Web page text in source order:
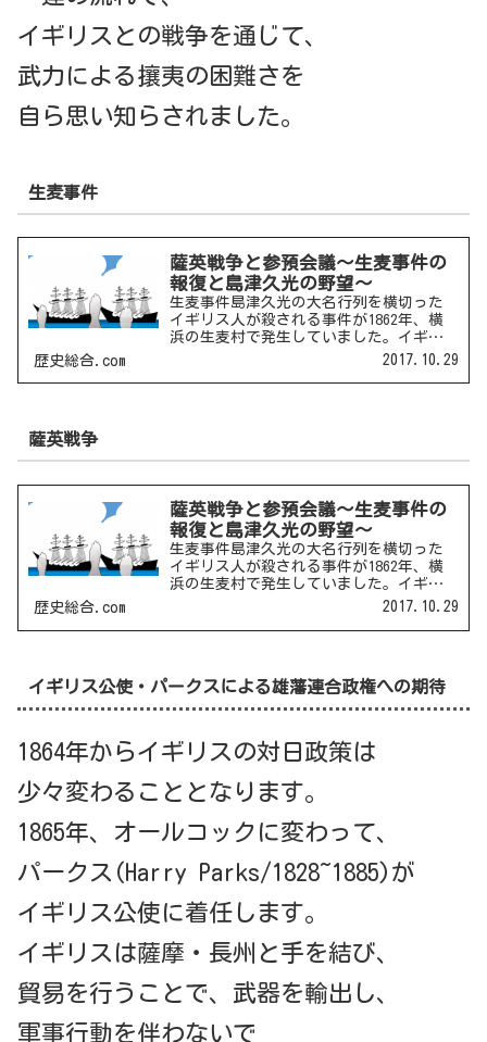
イギリスとの戦争を通じて、
武力による攘夷の困難さを
自ら思い知らされました。
生麦事件
薩英戦争と参預会議～生麦事件の
報復と島津久光の野望～
生麦事件島津久光の大名行列を横切った
イギリス人が殺される事件が1862年、横
浜の生麦村で発生していました。イギリ
ス代理公使ニールの要求 犯人の処刑 賠
イギリスは薩摩藩に犯人の引渡しを要求
歴史総合.com 2017.10.29
薩英戦争
薩英戦争と参預会議～生麦事件の
報復と島津久光の野望～
生麦事件島津久光の大名行列を横切った
イギリス人が殺される事件が1862年、横
浜の生麦村で発生していました。イギリ
ス代理公使ニールの要求 犯人の処刑 賠
イギリスは薩摩藩に犯人の引渡しを要求
歴史総合.com 2017.10.29
イギリス公使・パークスによる雄藩連合政権への期待
1864年からイギリスの対日政策は
少々変わることとなります。
1865年、オールコックに変わって、
パークス(Harry Parks/1828~1885)が
イギリス公使に着任します。
イギリスは薩摩・長州と手を結び、
貿易を行うことで、武器を輸出し、
軍事行動を伴わないで